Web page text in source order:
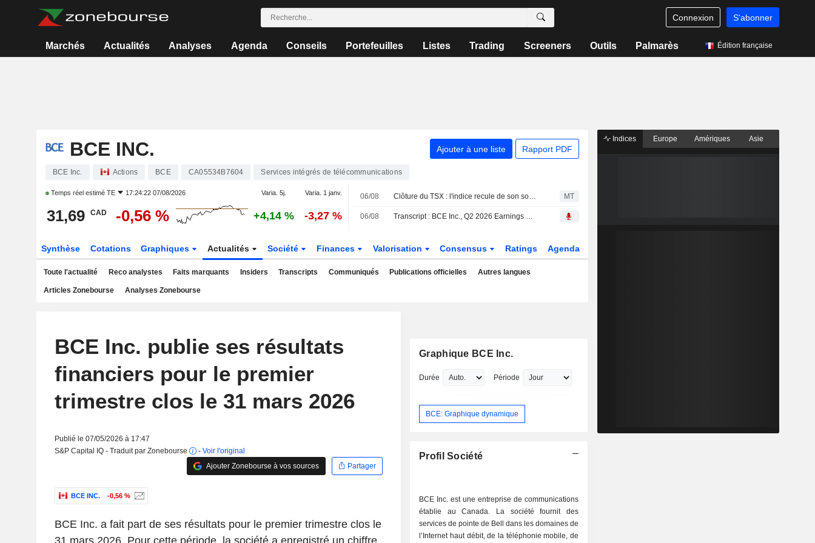
Connexion S'abonner
Marchés Actualités Analyses Agenda Conseils Portefeuilles Listes Trading Screeners Outils Palmarès Édition française
BCE INC. Ajouter à une liste Rapport PDF
BCE Inc. Actions BCE CA05534B7604 Services intégrés de télécommunications
Temps réel estimé TE 17:24:22 07/08/2026 Varia. 5j. Varia. 1 janv.
31,69 CAD -0,56 % +4,14 % -3,27 %
06/08 Clôture du TSX : l'indice recule de son sommet historique, le repli de la technologie éclipsant la progression de l'énergie portée par le pétrole MT
06/08 Transcript : BCE Inc., Q2 2026 Earnings Call, Aug 06, 2026
Synthèse Cotations Graphiques Actualités Société Finances Valorisation Consensus Ratings Agenda
Toute l'actualité Reco analystes Faits marquants Insiders Transcripts Communiqués Publications officielles Autres langues
Articles Zonebourse Analyses Zonebourse
BCE Inc. publie ses résultats
financiers pour le premier
trimestre clos le 31 mars 2026
Publié le 07/05/2026 à 17:47
S&P Capital IQ - Traduit par Zonebourse
- Voir l'original
Ajouter Zonebourse à vos sources
Partager
BCE INC. -0,56 %
BCE Inc. a fait part de ses résultats pour le premier trimestre clos le
Graphique BCE Inc.
Durée Période
BCE: Graphique dynamique
Profil Société
BCE Inc. est une entreprise de communications
établie au Canada. La société fournit des
services de pointe de Bell dans les domaines de
l’Internet haut débit, de la téléphonie mobile, de
Indices Europe Amériques Asie